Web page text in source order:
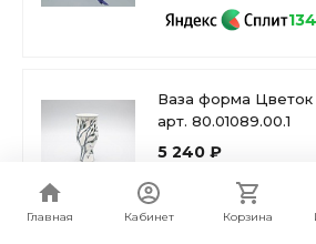
Главная Кабинет Корзина
Ваза форма Цветок
арт. 80.01089.00.1
5 240 ₽